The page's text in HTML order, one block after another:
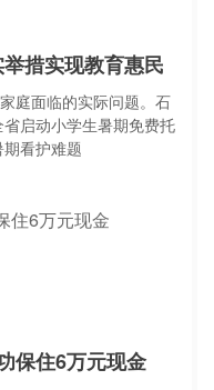
措实现教育惠民
庭面临的实际问题。石
启动小学生暑期免费托
看护难题
保住6万元现金